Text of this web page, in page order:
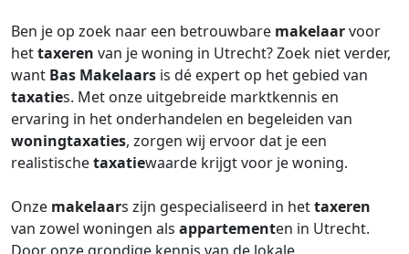
Ben je op zoek naar een betrouwbare makelaarvoor
hettaxeren van je woning in Utrecht? Zoek niet verder,
want Bas Makelaars is dé expert op het gebied van
taxaties. Met onze uitgebreide marktkennis en
ervaring in het onderhandelen en begeleiden van
woningtaxaties, zorgen wij ervoor dat je een
realistischetaxatiewaarde krijgt voor je woning.
Onze makelaars zijn gespecialiseerd in hettaxeren
van zowel woningen als appartementen in Utrecht.